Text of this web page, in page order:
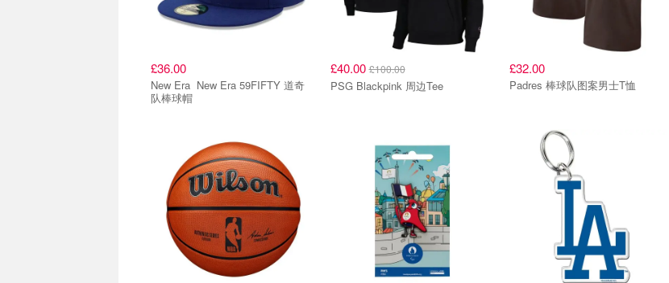
£36.00
New Era New Era 59FIFTY 道奇
队棒球帽
£40.00£100.00
PSG Blackpink 周边Tee
£32.00
Padres 棒球队图案男士T恤